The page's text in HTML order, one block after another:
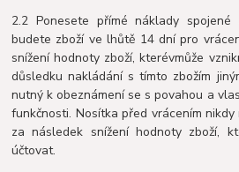
2.2 Ponesete přímé náklady spojené
budete zboží ve lhůtě 14 dní pro
snížení hodnoty zboží, kterévmůže
důsledku nakládání s tímto zbožím
nutný k obeznámení se s povahou a
funkčnosti. Nosítka před vrácením
za následek snížení hodnoty zboží,
účtovat.